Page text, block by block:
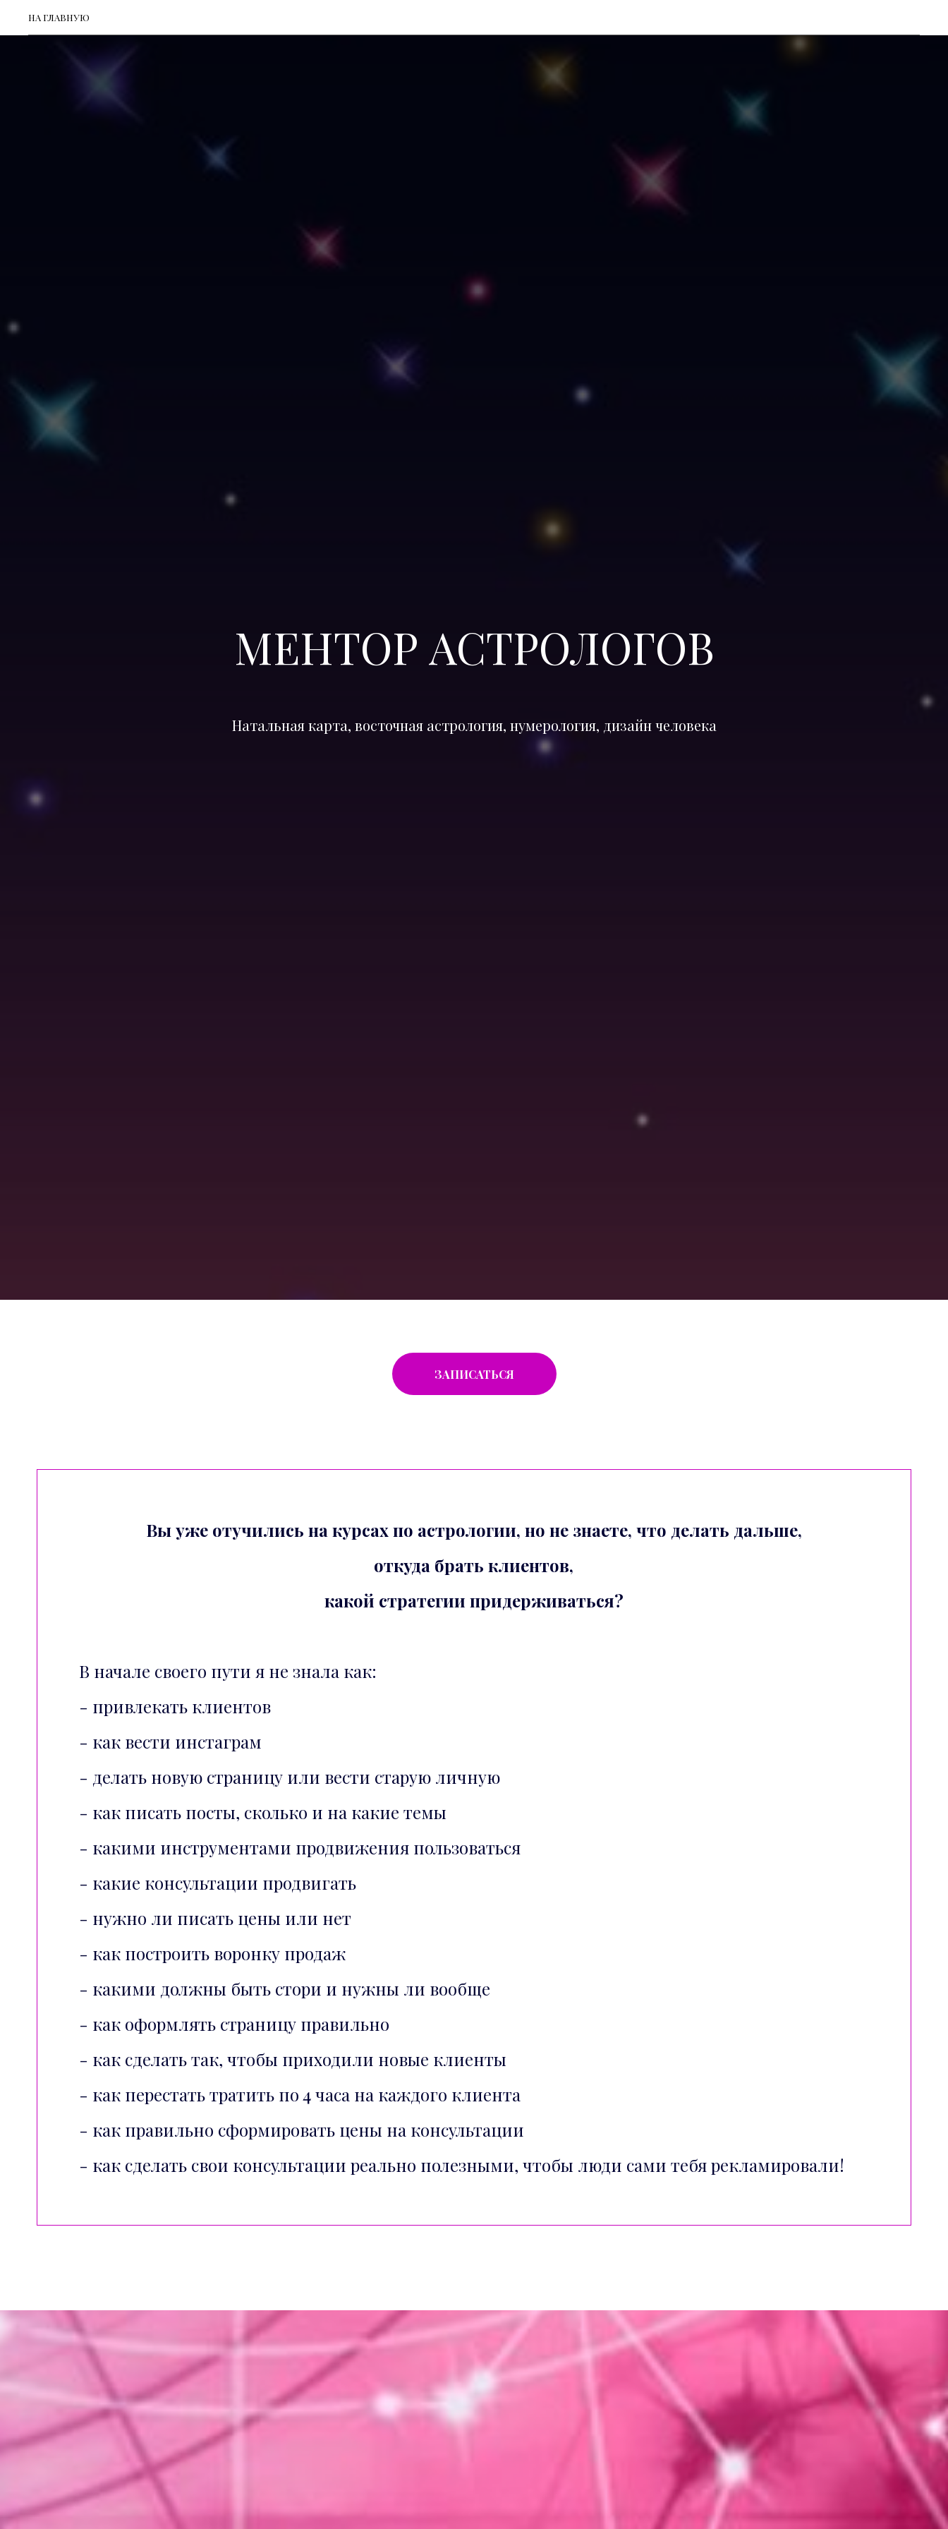
НА ГЛАВНУЮ
МЕНТОР АСТРОЛОГОВ
Натальная карта, восточная астрология, нумерология, дизайн человека
ЗАПИСАТЬСЯ
Вы уже отучились на курсах по астрологии, но не знаете, что делать дальше,
откуда брать клиентов,
какой стратегии придерживаться?
В начале своего пути я не знала как:
- привлекать клиентов
- как вести инстаграм
- делать новую страницу или вести старую личную
- как писать посты, сколько и на какие темы
- какими инструментами продвижения пользоваться
- какие консультации продвигать
- нужно ли писать цены или нет
- как построить воронку продаж
- какими должны быть стори и нужны ли вообще
- как оформлять страницу правильно
- как сделать так, чтобы приходили новые клиенты
- как перестать тратить по 4 часа на каждого клиента
- как правильно сформировать цены на консультации
- как сделать свои консультации реально полезными, чтобы люди сами тебя рекламировали!